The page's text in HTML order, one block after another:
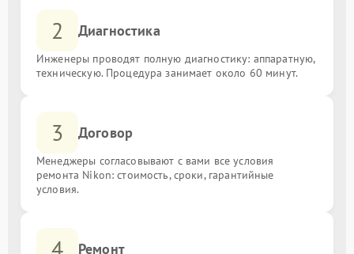
2 Диагностика
Инженеры проводят полную диагностику: аппаратную,
техническую. Процедура занимает около 60 минут.
3 Договор
Менеджеры согласовывают с вами все условия
ремонта Nikon: стоимость, сроки, гарантийные
условия.
Ремонт